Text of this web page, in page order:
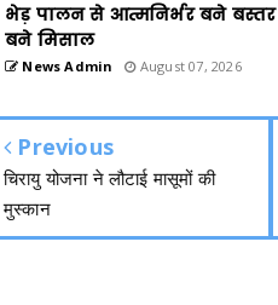
भेड़ पालन से आत्मनिर्भर बने बस्तर
बने मिसाल
News Admin August 07, 2026
Previous
चिरायु योजना ने लौटाई मासूमों की
मुस्कान